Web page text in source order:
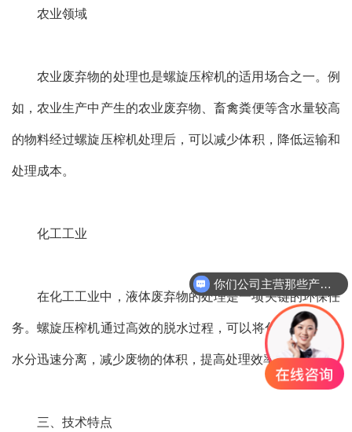
农业领域
农业废弃物的处理也是螺旋压榨机的适用场合之一。例
如，农业生产中产生的农业废弃物、畜禽粪便等含水量较高
的物料经过螺旋压榨机处理后，可以减少体积，降低运输和
处理成本。
化工工业
在化工工业中，液体废弃物的处理是一项关键的环保任
务。螺旋压榨机通过高效的脱水过程，可以将化工废液中的
水分迅速分离，减少废物的体积，提高处理效率。
三、技术特点
你们公司主营那些产品？